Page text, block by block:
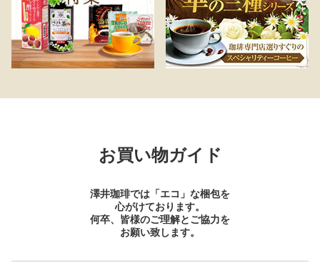
お買い物ガイド
澤井珈琲では「エコ」な梱包を
心がけております。
何卒、皆様のご理解とご協力を
お願い致します。